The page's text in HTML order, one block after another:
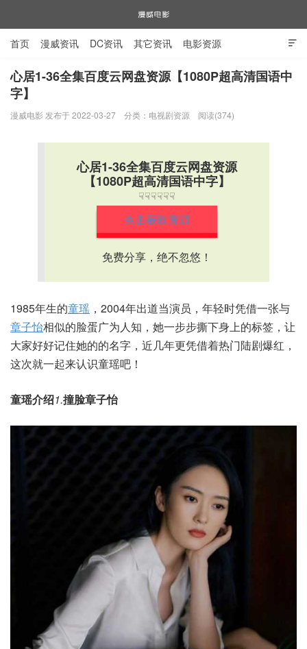
漫威电影

首页 漫威资讯 DC资讯 其它资讯 电影资源
电视剧资源 漫威图片
心居1-36全集百度云网盘资源【1080P超高清国语中
字】
漫威电影 发布于 2022-03-27 分类： 电视剧资源 阅读(374)
心居1-36全集百度云网盘资源
【1080P超高清国语中字】
☟☟☟☟☟☟
点击获取资源
免费分享，绝不忽悠！
1985年生的童瑶 ，2004年出道当演员，年轻时凭借一张与
章子怡相似的脸蛋广为人知，她一步步撕下身上的标签，让
大家好好记住她的的名字，近几年更凭借着热门陆剧爆红，
这次就一起来认识童瑶吧！
童瑶介绍1.撞脸章子怡